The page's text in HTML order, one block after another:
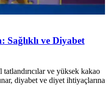
Sağlıklı ve Diyabet
ve yüksek kakao
diyabet ve diyet ihtiyaçlarına